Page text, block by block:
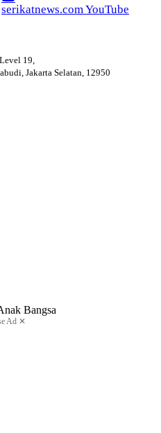
serikatnews.com YouTube
19,
Jakarta Selatan, 12950
Ad ✕